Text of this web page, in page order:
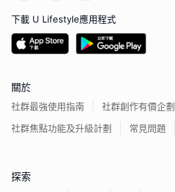
下載 U Lifestyle應用程式
關於
社群最強使用指南
社群創作有價企劃
社群焦點功能及升級計劃
常見問題
探索